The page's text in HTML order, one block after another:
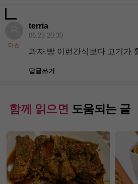
다신
terria
06.23 20:30
과자.빵 이런간식보다 고기가
답글쓰기
함께 읽으면 도움되는 글